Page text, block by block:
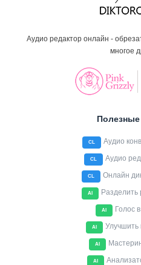
Аудио редактор онлайн -
многое
CL Аудио
CL Аудио
CL Онлайн
AI Разделить
AI Голос
AI Улучшить
AI
AI